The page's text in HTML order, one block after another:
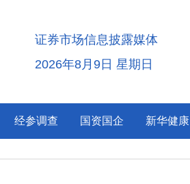
证券市场信息披露媒体
2026年8月9日 星期日
经参调查 国资国企 新华健康